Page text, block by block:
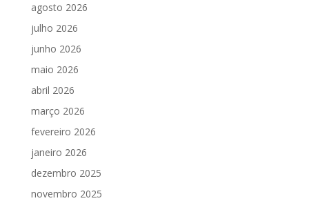
agosto 2026
julho 2026
junho 2026
maio 2026
abril 2026
março 2026
fevereiro 2026
janeiro 2026
dezembro 2025
novembro 2025